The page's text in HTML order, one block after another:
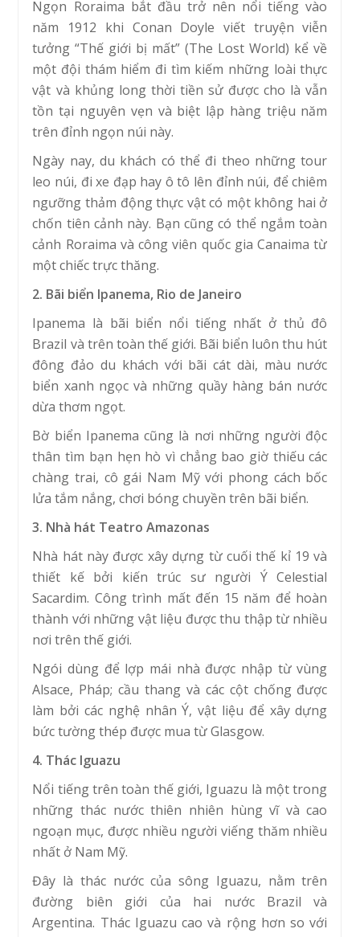
Ngọn Roraima bắt đầu trở nên nổi tiếng vào
năm 1912 khi Conan Doyle viết truyện viễn
tưởng “Thế giới bị mất” (The Lost World) kể về
một đội thám hiểm đi tìm kiếm những loài thực
vật và khủng long thời tiền sử được cho là vẫn
tồn tại nguyên vẹn và biệt lập hàng triệu năm
trên đỉnh ngọn núi này.
Ngày nay, du khách có thể đi theo những tour
leo núi, đi xe đạp hay ô tô lên đỉnh núi, để chiêm
ngưỡng thảm động thực vật có một không hai ở
chốn tiên cảnh này. Bạn cũng có thể ngắm toàn
cảnh Roraima và công viên quốc gia Canaima từ
một chiếc trực thăng.
2. Bãi biển Ipanema, Rio de Janeiro
Ipanema là bãi biển nổi tiếng nhất ở thủ đô
Brazil và trên toàn thế giới. Bãi biển luôn thu hút
đông đảo du khách với bãi cát dài, màu nước
biển xanh ngọc và những quầy hàng bán nước
dừa thơm ngọt.
Bờ biển Ipanema cũng là nơi những người độc
thân tìm bạn hẹn hò vì chẳng bao giờ thiếu các
chàng trai, cô gái Nam Mỹ với phong cách bốc
lửa tắm nắng, chơi bóng chuyền trên bãi biển.
3. Nhà hát Teatro Amazonas
Nhà hát này được xây dựng từ cuối thế kỉ 19 và
thiết kế bởi kiến trúc sư người Ý Celestial
Sacardim. Công trình mất đến 15 năm để hoàn
thành với những vật liệu được thu thập từ nhiều
nơi trên thế giới.
Ngói dùng để lợp mái nhà được nhập từ vùng
Alsace, Pháp; cầu thang và các cột chống được
làm bởi các nghệ nhân Ý, vật liệu để xây dựng
bức tường thép được mua từ Glasgow.
4. Thác Iguazu
Nổi tiếng trên toàn thế giới, Iguazu là một trong
những thác nước thiên nhiên hùng vĩ và cao
ngoạn mục, được nhiều người viếng thăm nhiều
nhất ở Nam Mỹ.
Đây là thác nước của sông Iguazu, nằm trên
đường biên giới của hai nước Brazil và
Argentina. Thác Iguazu cao và rộng hơn so với